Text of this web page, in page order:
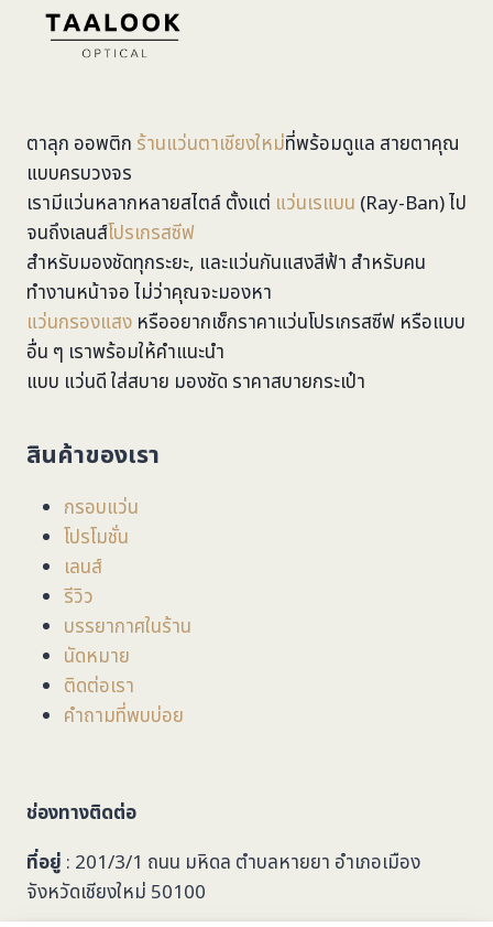
ตาลุก ออพติก ร้านแว่นตาเชียงใหม่ที่พร้อมดูแล สายตาคุณ
แบบครบวงจร
เรามีแว่นหลากหลายสไตล์ ตั้งแต่ แว่นเรแบน (Ray-Ban) ไป
จนถึงเลนส์โปรเกรสซีฟ
สำหรับมองชัดทุกระยะ, และแว่นกันแสงสีฟ้า สำหรับคน
ทำงานหน้าจอ ไม่ว่าคุณจะมองหา
แว่นกรองแสง หรืออยากเช็กราคาแว่นโปรเกรสซีฟ หรือแบบ
อื่น ๆ เราพร้อมให้คำแนะนำ
แบบ แว่นดี ใส่สบาย มองชัด ราคาสบายกระเป๋า
สินค้าของเรา
กรอบแว่น
โปรโมชั่น
เลนส์
รีวิว
บรรยากาศในร้าน
นัดหมาย
ติดต่อเรา
คำถามที่พบบ่อย
ช่องทางติดต่อ
ที่อยู่ : 201/3/1 ถนน มหิดล ตำบลหายยา อำเภอเมือง
จังหวัดเชียงใหม่ 50100